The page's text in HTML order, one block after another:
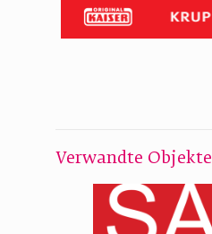
Verwandte Objekte